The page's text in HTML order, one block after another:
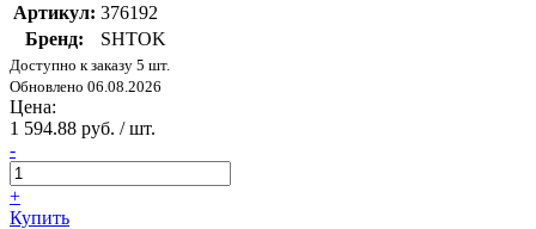
Артикул: 376192
Бренд:
SHTOK
Доступно к заказу 5 шт.
Обновлено 06.08.2026
Цена:
1 594.88 руб. / шт.
-
+
Купить